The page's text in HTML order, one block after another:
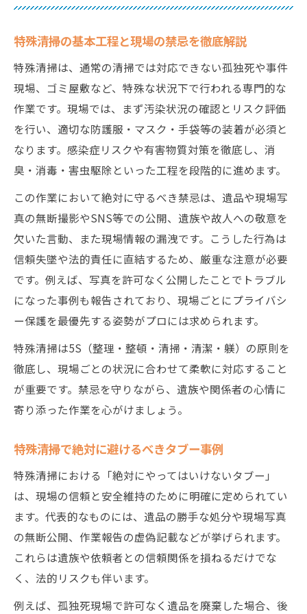
特殊清掃の現場経験が教える仕事の極意
特殊清掃員が語るゴミ屋敷対応のコツ
特殊清掃業務で身につく5Sと実践知識
孤独死対応の特殊清掃で重要な配慮とは
特殊清掃求人で求められる現場力の本質
5S原則を活かした特殊清掃の実践策
特殊清掃における5S原則の具体的な活用法
5Sを徹底した特殊清掃現場の効率化事例
特殊清掃の清掃・清潔管理で守るべきこと
整理整頓がカギとなる特殊清掃の実践術
特殊清掃で5Sを守る現場の流れを紹介
特殊清掃現場で陥りがちな失敗例とは
特殊清掃現場で起きやすい失敗パターン
特殊清掃で避けたい作業ミスと対策法
現場で多い特殊清掃の誤解と落とし穴
特殊清掃失敗事例から学ぶ注意点まとめ
特殊清掃の料金トラブル防止策とは
安全管理と倫理観で差がつく特殊清掃
特殊清掃現場で守る防護服と衛生管理
特殊清掃で身につけたい倫理的判断力
孤独死清掃時の特殊清掃で重視すべき配慮
特殊清掃で問われる現場マナーと姿勢
特殊清掃に転職する際の本質的な心構え
特殊清掃の基本工程と現場の禁忌を徹底解説
特殊清掃は、通常の清掃では対応できない孤独死や事件
現場、ゴミ屋敷など、特殊な状況下で行われる専門的な
作業です。現場では、まず汚染状況の確認とリスク評価
を行い、適切な防護服・マスク・手袋等の装着が必須と
なります。感染症リスクや有害物質対策を徹底し、消
臭・消毒・害虫駆除といった工程を段階的に進めます。
この作業において絶対に守るべき禁忌は、遺品や現場写
真の無断撮影やSNS等での公開、遺族や故人への敬意を
欠いた言動、また現場情報の漏洩です。こうした行為は
信頼失墜や法的責任に直結するため、厳重な注意が必要
です。例えば、写真を許可なく公開したことでトラブル
になった事例も報告されており、現場ごとにプライバシ
ー保護を最優先する姿勢がプロには求められます。
特殊清掃は5S（整理・整頓・清掃・清潔・躾）の原則を
徹底し、現場ごとの状況に合わせて柔軟に対応すること
が重要です。禁忌を守りながら、遺族や関係者の心情に
寄り添った作業を心がけましょう。
特殊清掃で絶対に避けるべきタブー事例
特殊清掃における「絶対にやってはいけないタブー」
は、現場の信頼と安全維持のために明確に定められてい
ます。代表的なものには、遺品の勝手な処分や現場写真
の無断公開、作業報告の虚偽記載などが挙げられます。
これらは遺族や依頼者との信頼関係を損ねるだけでな
く、法的リスクも伴います。
例えば、孤独死現場で許可なく遺品を廃棄した場合、後